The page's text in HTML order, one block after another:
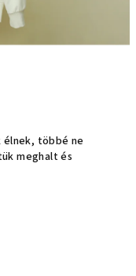
többé ne
meghalt és